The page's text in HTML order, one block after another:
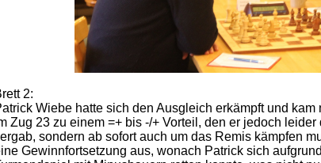
2:
Wiebe hatte sich den Ausgleich erkämpft und
Zug 23 zu einem =+ bis -/+ Vorteil, den er jedoch
sondern ab sofort auch um das Remis kämpfen
Gewinnfortsetzung aus, wonach Patrick sich